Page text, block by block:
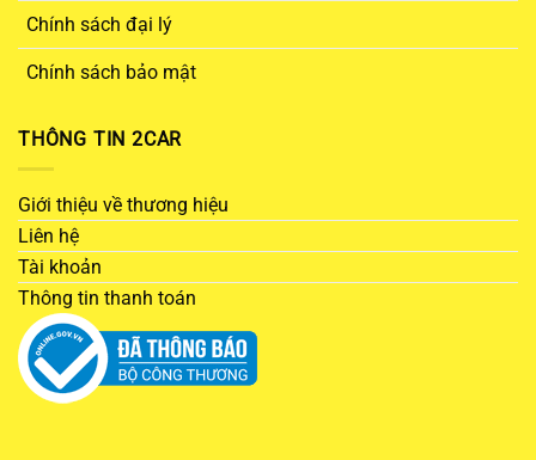
Chính sách đại lý
Chính sách bảo mật
THÔNG TIN 2CAR
Giới thiệu về thương hiệu
Liên hệ
Tài khoản
Thông tin thanh toán